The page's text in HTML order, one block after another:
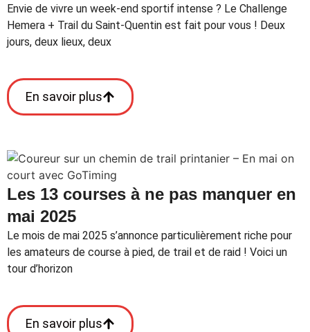
Envie de vivre un week-end sportif intense ? Le Challenge
Hemera + Trail du Saint-Quentin est fait pour vous ! Deux
jours, deux lieux, deux
En savoir plus
Les 13 courses à ne pas manquer en
mai 2025
Le mois de mai 2025 s’annonce particulièrement riche pour
les amateurs de course à pied, de trail et de raid ! Voici un
tour d’horizon
En savoir plus